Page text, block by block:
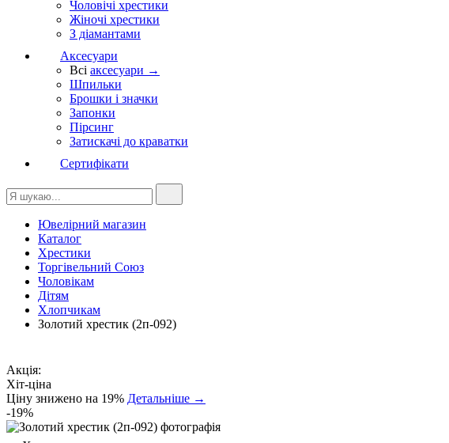
Чоловічі хрестики
Жіночі хрестики
З діамантами
Аксесуари
Всі аксесуари →
Шпильки
Брошки і значки
Запонки
Пірсинг
Затискачі до краватки
Сертифікати
Ювелірний магазин
Каталог
Хрестики
Торгівельний Союз
Чоловікам
Дітям
Хлопчикам
Золотий хрестик (2п-092)
Акція:
Хіт-ціна
Ціну знижено на 19% Детальніше →
-19%